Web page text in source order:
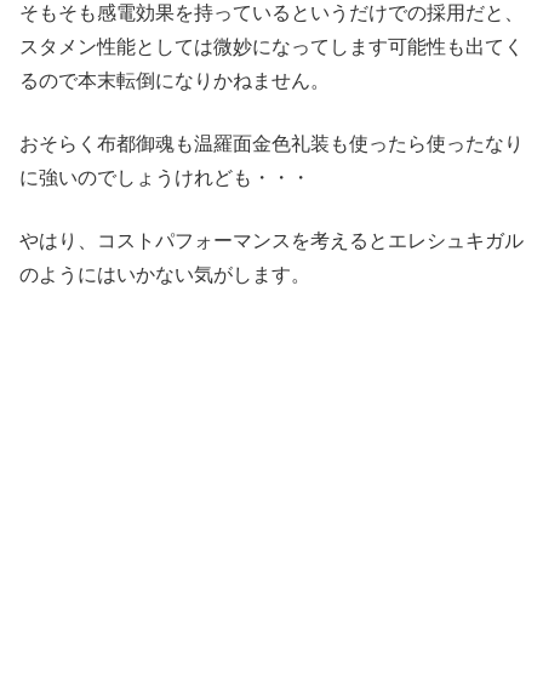
そもそも感電効果を持っているというだけでの採用だと、
スタメン性能としては微妙になってします可能性も出てく
るので本末転倒になりかねません。
おそらく布都御魂も温羅面金色礼装も使ったら使ったなり
に強いのでしょうけれども・・・
やはり、コストパフォーマンスを考えるとエレシュキガル
のようにはいかない気がします。